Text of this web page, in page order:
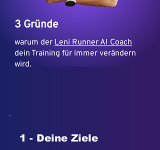
3 Gründe
warum der Leni Runner AI Coach
dein Training für immer verändern
wird.
1 - Deine Ziele